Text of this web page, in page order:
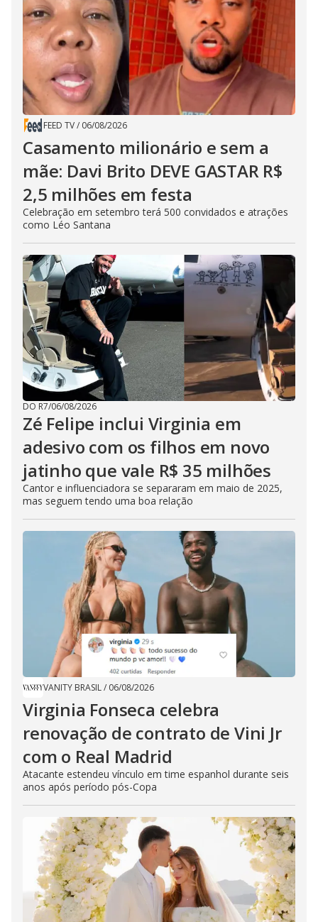
FEED TV/ 06/08/2026
Casamento milionário e sem a
mãe: Davi Brito DEVE GASTAR R$
2,5 milhões em festa
Celebração em setembro terá 500 convidados e atrações
como Léo Santana
DO R7/06/08/2026
Zé Felipe inclui Virginia em
adesivo com os filhos em novo
jatinho que vale R$ 35 milhões
Cantor e influenciadora se separaram em maio de 2025,
mas seguem tendo uma boa relação
VANITY BRASIL/ 06/08/2026
Virginia Fonseca celebra
renovação de contrato de Vini Jr
com o Real Madrid
Atacante estendeu vínculo em time espanhol durante seis
anos após período pós-Copa